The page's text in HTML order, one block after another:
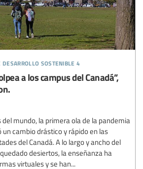
sostenible 4
a los campus del Canadá”,
mundo, la primera ola de la pandemia
un cambio drástico y rápido en las
del Canadá. A lo largo y ancho del
desiertos, la enseñanza ha
virtuales y se han...